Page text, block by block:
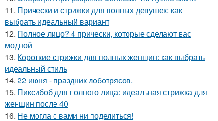
11. Прически и стрижки для полных девушек: как
выбрать идеальный вариант
12. Полное лицо? 4 прически, которые сделают вас
модной
13. Короткие стрижки для полных женщин: как выбрать
идеальный стиль
14. 22 июня - праздник лоботрясов.
15. Пиксибоб для полного лица: идеальная стрижка для
женщин после 40
16. Не могла с вами ни поделиться!